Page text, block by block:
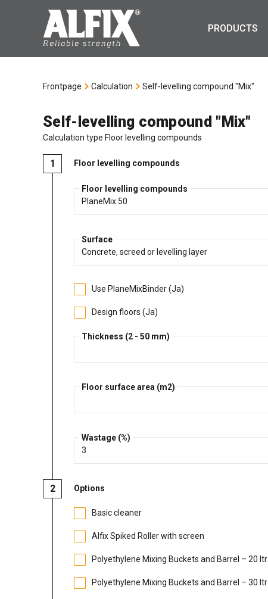
PRODUCTS
Frontpage Calculation Self-levelling compound "Mix"
Self-levelling compound "Mix"
Calculation type Floor levelling compounds
Floor levelling compounds
Floor levelling compounds
Surface
Use PlaneMixBinder (Ja)
Design floors (Ja)
Thickness (2 - 50 mm)
Floor surface area (m2)
Wastage (%)
Options
Basic cleaner
Alfix Spiked Roller with screen
Polyethylene Mixing Buckets and Barrel – 20 ltr
Polyethylene Mixing Buckets and Barrel – 30 ltr